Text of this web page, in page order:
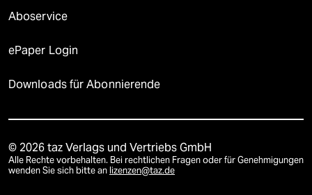
Aboservice
ePaper Login
Downloads für Abonnierende
© 2026 taz Verlags und Vertriebs GmbH
Alle Rechte vorbehalten. Bei rechtlichen Fragen oder für Genehmigungen
wenden Sie sich bitte an lizenzen@taz.de